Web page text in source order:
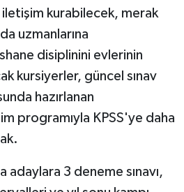
kurabilecek, merak
uzmanlarına
disiplinini evlerinin
kursiyerler, güncel sınav
hazırlanan
programıyla KPSS'ye daha
adaylara 3 deneme sınavı,